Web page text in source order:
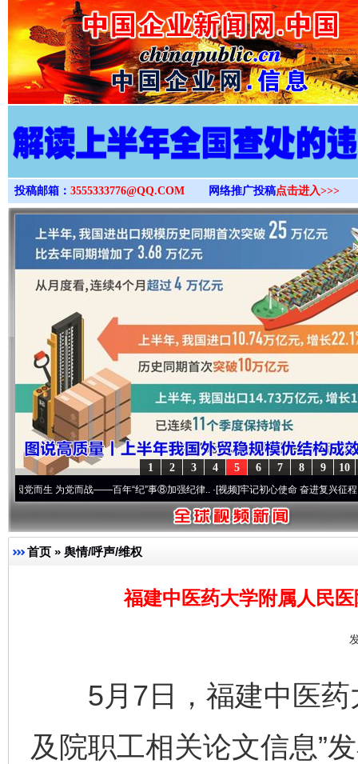
>
投稿邮箱： 3555333776@QQ.COM 网络推广投稿点击进入>>>
10
9
8
7
6
5
4
3
2
1
为党而战——百年“纪”事⑧加强纪律..·[视频]牢记初心使命 奋进复兴征程丨“转折之
首页 » 舆情/呼声/维权
福建中医药大学附属人民
5月7日，福建中医药
及院职工相关论文信息”